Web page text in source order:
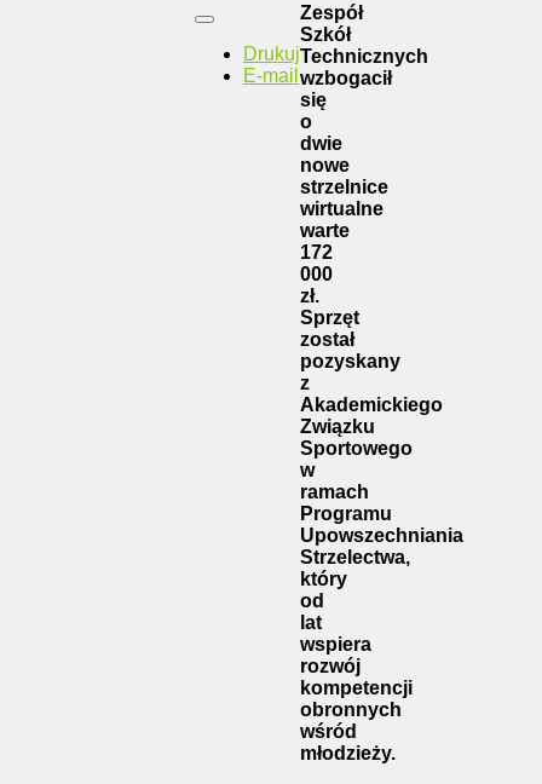
Drukuj
E-mail
Zespół
Szkół
Technicznych
wzbogacił
się
o
dwie
nowe
strzelnice
wirtualne
warte
172
000
zł.
Sprzęt
został
pozyskany
z
Akademickiego
Związku
Sportowego
w
ramach
Programu
Upowszechniania
Strzelectwa,
który
od
lat
wspiera
rozwój
kompetencji
obronnych
wśród
młodzieży.